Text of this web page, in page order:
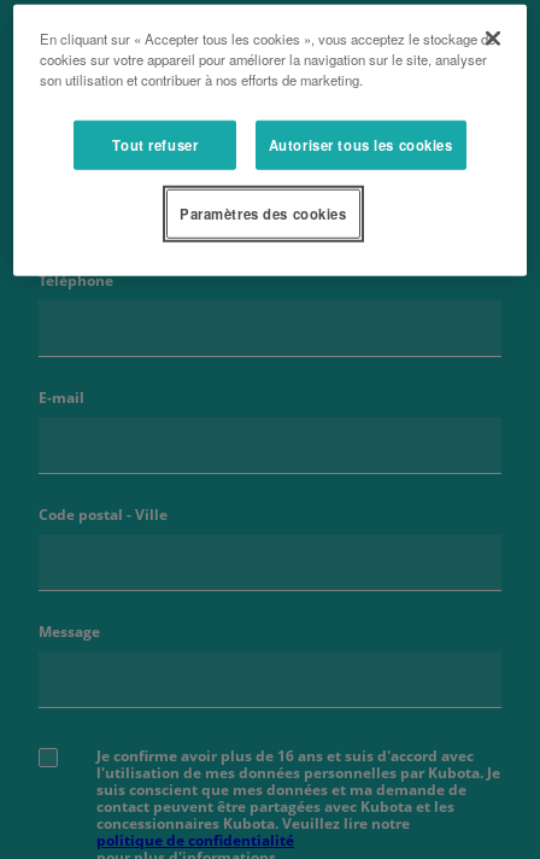
Nom
Nom de famille
Téléphone
E-mail
Code postal - Ville
Message
Je confirme avoir plus de 16 ans et suis d'accord avec
l'utilisation de mes données personnelles par Kubota. Je
suis conscient que mes données et ma demande de
contact peuvent être partagées avec Kubota et les
concessionnaires Kubota. Veuillez lire notre
politique de confidentialité
En cliquant sur « Accepter tous les cookies », vous acceptez le stockage de
cookies sur votre appareil pour améliorer la navigation sur le site, analyser
son utilisation et contribuer à nos efforts de marketing.
Tout refuser Autoriser tous les cookies
Paramètres des cookies